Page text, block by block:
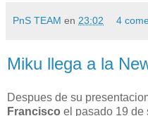
PnS TEAM en 23:02 4
Miku llega a la
Despues de su
Francisco el pasado 19 de